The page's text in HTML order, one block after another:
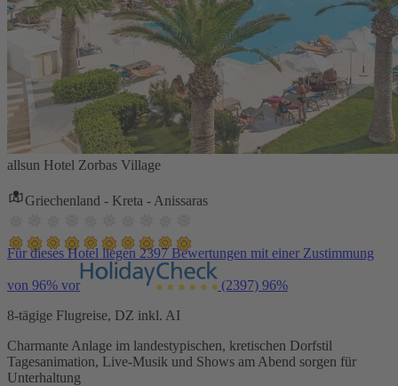
allsun Hotel Zorbas Village
Griechenland - Kreta - Anissaras
Für dieses Hotel liegen 2397 Bewertungen mit einer Zustimmung
von 96% vor (2397) 96%
8-tägige Flugreise, DZ inkl. AI
Charmante Anlage im landestypischen, kretischen Dorfstil
Tagesanimation, Live-Musik und Shows am Abend sorgen für
Unterhaltung